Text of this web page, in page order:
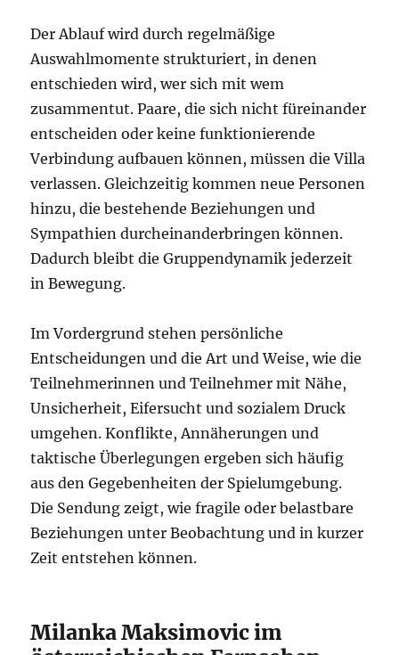
Der Ablauf wird durch regelmäßige
Auswahlmomente strukturiert, in denen
entschieden wird, wer sich mit wem
zusammentut. Paare, die sich nicht füreinander
entscheiden oder keine funktionierende
Verbindung aufbauen können, müssen die Villa
verlassen. Gleichzeitig kommen neue Personen
hinzu, die bestehende Beziehungen und
Sympathien durcheinanderbringen können.
Dadurch bleibt die Gruppendynamik jederzeit
in Bewegung.
Im Vordergrund stehen persönliche
Entscheidungen und die Art und Weise, wie die
Teilnehmerinnen und Teilnehmer mit Nähe,
Unsicherheit, Eifersucht und sozialem Druck
umgehen. Konflikte, Annäherungen und
taktische Überlegungen ergeben sich häufig
aus den Gegebenheiten der Spielumgebung.
Die Sendung zeigt, wie fragile oder belastbare
Beziehungen unter Beobachtung und in kurzer
Zeit entstehen können.
Milanka Maksimovic im